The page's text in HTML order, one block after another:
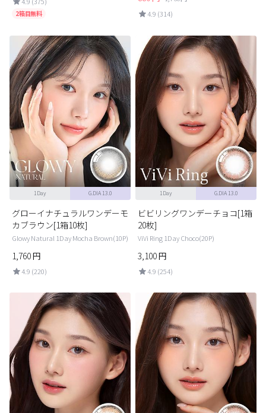
2箱目無料
4.9 (314)
1Day G.DIA 13.0
グローイナチュラルワンデーモ
カブラウン[1箱10枚]
Glowy Natural 1Day Mocha Brown(10P)
1,760円
4.9 (220)
1Day G.DIA 13.0
ビビリングワンデーチョコ[1箱
20枚]
ViVi Ring 1Day Choco(20P)
3,100円
4.9 (254)